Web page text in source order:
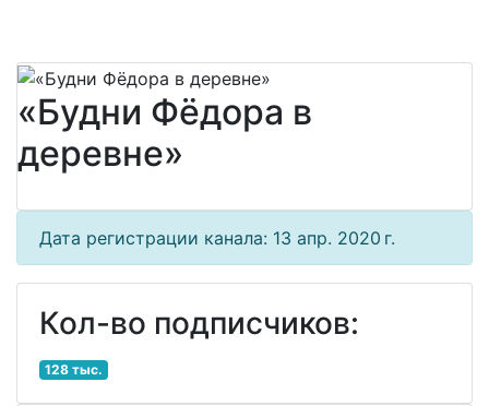
«Будни Фёдора в
деревне»
Дата регистрации канала: 13 апр. 2020 г.
Кол-во подписчиков:
128 тыс.